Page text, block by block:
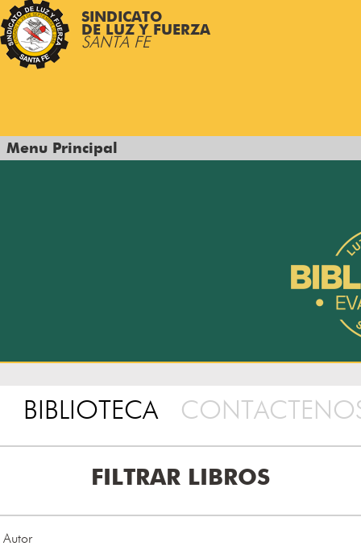
SINDICATO
DE LUZ Y FUERZA
SANTA FE
Menu Principal
BIBLIOTECA
FILTRAR LIBROS
Autor